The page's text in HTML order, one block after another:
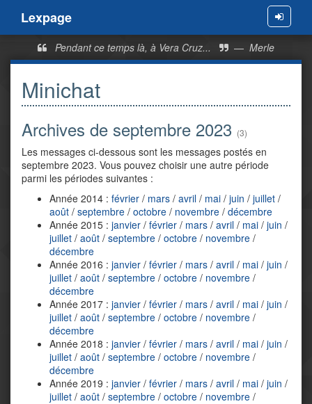
Menu
Lexpage
Pendant ce temps là, à Vera Cruz... — Merle
Minichat
Archives de septembre 2023 (3)
Les messages ci-dessous sont les messages postés en
septembre 2023. Vous pouvez choisir une autre période
parmi les périodes suivantes :
Année 2014 : février / mars / avril / mai / juin / juillet /
août / septembre / octobre / novembre / décembre
Année 2015 : janvier / février / mars / avril / mai / juin /
juillet / août / septembre / octobre / novembre /
décembre
Année 2016 : janvier / février / mars / avril / mai / juin /
juillet / août / septembre / octobre / novembre /
décembre
Année 2017 : janvier / février / mars / avril / mai / juin /
juillet / août / septembre / octobre / novembre /
décembre
Année 2018 : janvier / février / mars / avril / mai / juin /
juillet / août / septembre / octobre / novembre /
décembre
Année 2019 : janvier / février / mars / avril / mai / juin /
juillet / août / septembre / octobre / novembre /